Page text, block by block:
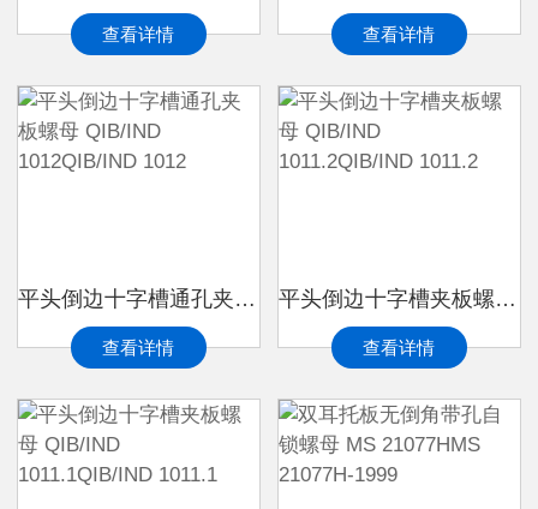
查看详情 查看详情
平头倒边十字槽通孔夹板螺母 QIB/IND 1012QIB/IND 1012
查看详情
平头倒边十字槽夹板螺母 QIB/IND 1011.2QIB/IND 1011.2
查看详情